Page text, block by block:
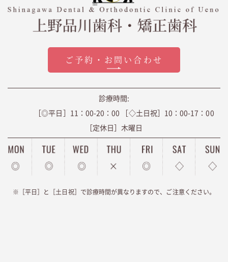
ご予約・お問い合わせ
診療時間:
［◎平日］11：00-20：00 ［◇土日祝］10：00-17：00
［定休日］木曜日
※［平日］と［土日祝］で診療時間が異なりますので、ご注意ください。